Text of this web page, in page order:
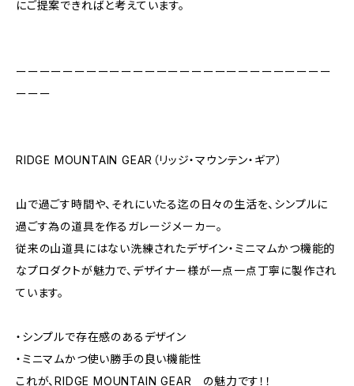
にご提案できればと考えています。
ーーーーーーーーーーーーーーーーーーーーーーーーーーー
ーーー
RIDGE MOUNTAIN GEAR（リッジ・マウンテン・ギア）
山で過ごす時間や、それにいたる迄の日々の生活を、シンプルに
過ごす為の道具を作るガレージメーカー。
従来の山道具にはない洗練されたデザイン・ミニマムかつ機能的
なプロダクトが魅力で、デザイナー様が一点一点丁寧に製作され
ています。
・シンプルで存在感のあるデザイン
・ミニマムかつ使い勝手の良い機能性
これが、RIDGE MOUNTAIN GEAR の魅力です！！